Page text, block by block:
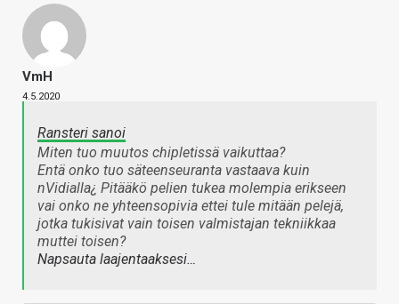
VmH
4.5.2020
Ransteri sanoi
Miten tuo muutos chipletissä vaikuttaa?
Entä onko tuo säteenseuranta vastaava kuin
nVidialla¿ Pitääkö pelien tukea molempia erikseen
vai onko ne yhteensopivia ettei tule mitään pelejä,
jotka tukisivat vain toisen valmistajan tekniikkaa
muttei toisen?
Napsauta laajentaaksesi…